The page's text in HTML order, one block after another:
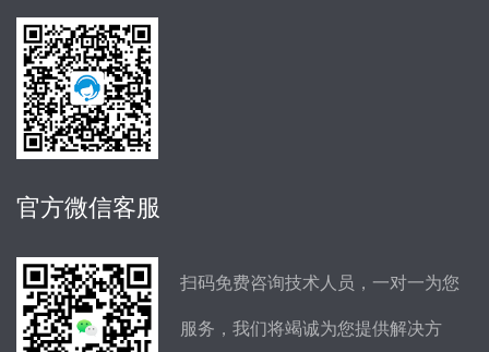
官方微信客服
扫码免费咨询技术人员，一对一为您
服务，我们将竭诚为您提供解决方